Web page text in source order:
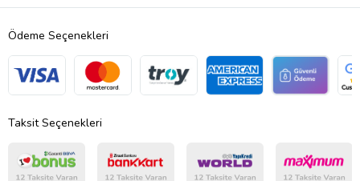
Ödeme Seçenekleri
Taksit Seçenekleri